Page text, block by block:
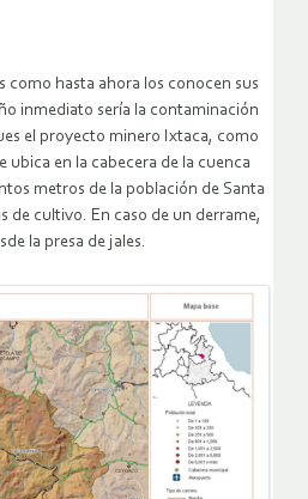
como hasta ahora los conocen sus
inmediato sería la contaminación
el proyecto minero Ixtaca, como
ubica en la cabecera de la cuenca
metros de la población de Santa
de cultivo. En caso de un derrame,
la presa de jales.